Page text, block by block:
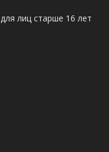
лиц старше 16 лет